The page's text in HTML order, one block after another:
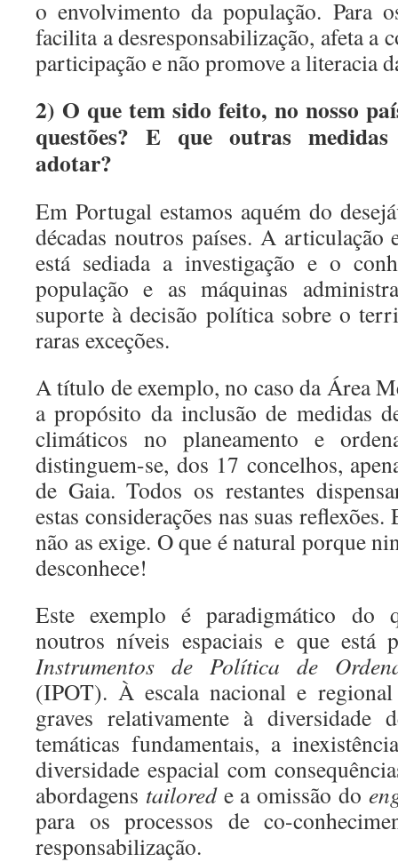
o envolvimento da população. Para
facilita a desresponsabilização, afeta a
participação e não promove a literacia
2) O que tem sido feito, no nosso
questões? E que outras
adotar?
Em Portugal estamos aquém do
décadas noutros países. A articulação
está sediada a investigação e o
população e as máquinas
suporte à decisão política sobre o
raras exceções.
A título de exemplo, no caso da Área
a propósito da inclusão de medidas
climáticos no planeamento e
distinguem-se, dos 17 concelhos,
de Gaia. Todos os restantes
estas considerações nas suas
não as exige. O que é natural porque
desconhece!
Este exemplo é paradigmático do
noutros níveis espaciais e que está
Instrumentos de Política de
(IPOT). À escala nacional e
graves relativamente à diversidade
temáticas fundamentais, a
diversidade espacial com
abordagens tailorede a omissão do
para os processos de co-
responsabilização.